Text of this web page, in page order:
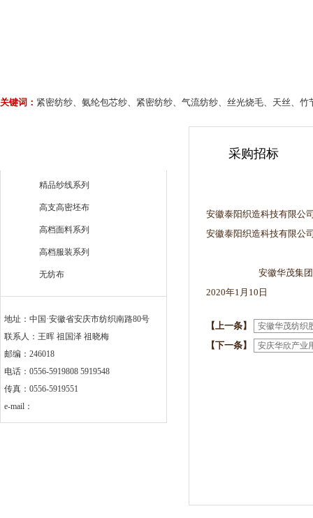
关键词： 紧密纺纱、氨纶包芯纱、紧密纺纱、气流纺纱、丝光烧毛、天丝、
精品纱线系列
高支高密坯布
高档面料系列
高档服装系列
无纺布
地址：中国·安徽省安庆市纺织南路80号
联系人：王晖 祖国泽 祖晓梅
邮编：246018
电话：0556-5919808 5919548
传真：0556-5919551
e-mail：
采购招标
安徽泰阳织造科技有限公
安徽泰阳织造科技有限公
安徽华茂集团有
2020年1月10日
【上一条】 安徽华茂纺织
【下一条】 安庆华欣产业